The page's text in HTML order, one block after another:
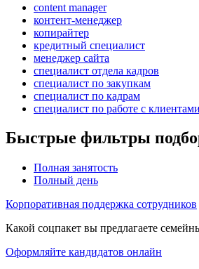
content manager
контент-менеджер
копирайтер
кредитный специалист
менеджер сайта
специалист отдела кадров
специалист по закупкам
специалист по кадрам
специалист по работе с клиентами
Быстрые фильтры
Полная занятость
Полный день
Корпоративная поддержка сотрудников
Какой соцпакет вы предлагаете
Оформляйте кандидатов онлайн